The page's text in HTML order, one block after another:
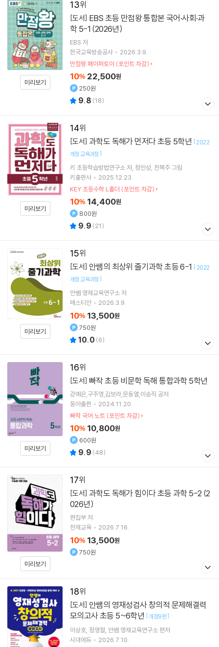
13
미리보기
[도서]
학 5-1 (2026년)
EBS 저
한국교육방송공사
2026.3.9.
만점왕 페이퍼토이 (포인트 차감)
10% 22,500원
250원
9.8 (18)
14
미리보기
[도서] 과학도 독해가 먼저다 초등 5학년 [2022
개정 교육과정 ]
키 초등학습방법연구소 저 정인성 천복주그림
키출판사
2025.12.23.
KEY 초등수학 L홀더 (포인트 차감)
10% 14,400원
800원
9.9 (21)
15
미리보기
[도서] 안쌤의 최상위 줄기과학 초등 6-1 [ 2022
개정 교육과정 ]
안쌤 영재교육연구소 저
매스티안
2026.3.9.
10% 13,500원
750원
10.0 (6)
16
미리보기
[도서] 빠작 초등 비문학 독해 통합과학 5학년
강예은,구주영,김보라,문동열,이승직 공저
동아출판
2024.11.20.
빠작 국어 노트 (포인트 차감)
10% 10,800원
600원
9.9 (48)
17
미리보기
[도서]
026년)
편집부 저
천재교육
2026.7.16.
10% 13,500원
750원
18
[도서]
모의고사 초등 5~6학년 [개정9판]
이상호 정영철 안쌤 영재교육연구소 편저
시대에듀
2026.7.10.